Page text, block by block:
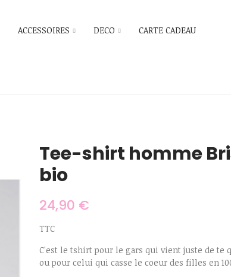
ACCESSOIRES DECO CARTE CADEAU
Tee-shirt homme
bio
24,90 €
TTC
C'est le tshirt pour le gars qui vient juste de
ou pour celui qui casse le coeur des filles en